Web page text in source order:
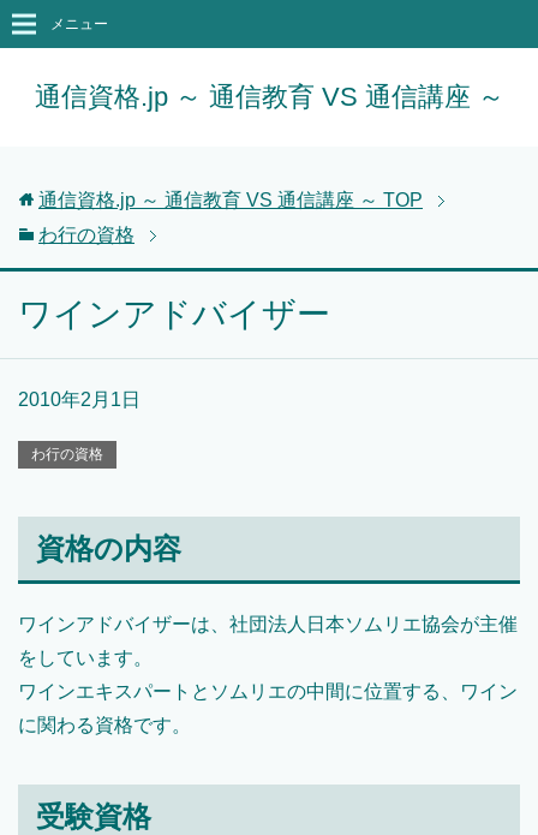
通信資格.jp ～ 通信教育 VS 通信講座 ～
メニュー
通信資格.jp ～ 通信教育 VS 通信講座 ～ TOP
わ行の資格
ワインアドバイザー
2010年2月1日
わ行の資格
資格の内容
ワインアドバイザーは、社団法人日本ソムリエ協会が主催
をしています。
ワインエキスパートとソムリエの中間に位置する、ワイン
に関わる資格です。
受験資格